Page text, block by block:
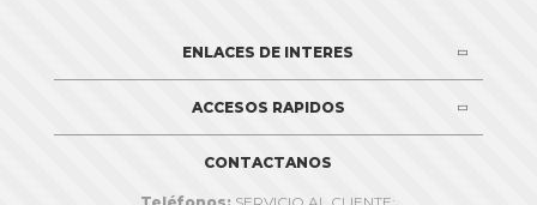
ENLACES DE INTERES
ACCESOS RAPIDOS
CONTACTANOS